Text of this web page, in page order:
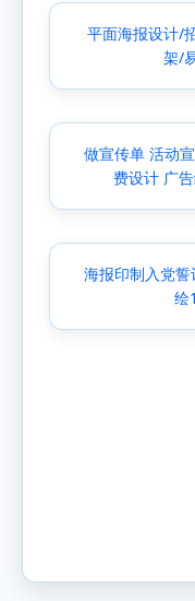
平面海报设计/
架/
做宣传单 活动
费设计 广
海报印制入党
绘